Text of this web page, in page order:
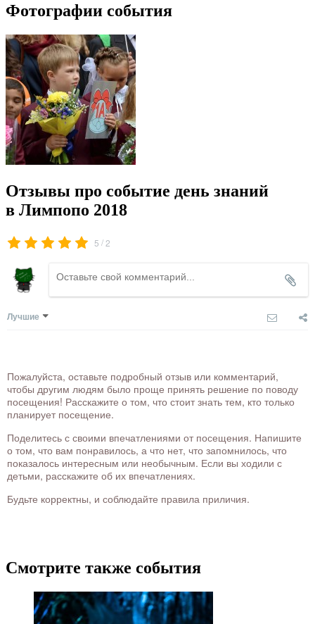
Фотографии события
Отзывы про событие день знаний
в Лимпопо 2018
5 /2
Лучшие
Пожалуйста, оставьте подробный отзыв или комментарий,
чтобы другим людям было проще принять решение по поводу
посещения! Расскажите о том, что стоит знать тем, кто только
планирует посещение.
Поделитесь с своими впечатлениями от посещения. Напишите
о том, что вам понравилось, а что нет, что запомнилось, что
показалось интересным или необычным. Если вы ходили с
детьми, расскажите об их впечатлениях.
Будьте корректны, и соблюдайте правила приличия.
Смотрите также события